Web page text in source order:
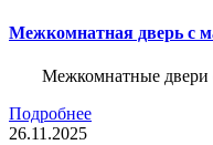
Межкомнатная дверь с
Межкомнатные двери
Подробнее
26.11.2025